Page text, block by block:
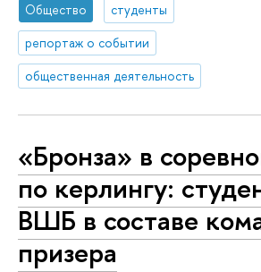
Общество
студенты
репортаж о событии
общественная деятельность
«Бронза» в
по керлингу:
ВШБ в составе
призера